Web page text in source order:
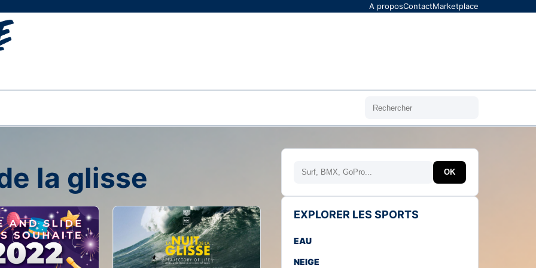
A proposContactMarketplace
Rechercher
la glisse Rechercher OK
EXPLORER LES SPORTS
EAU
NEIGE